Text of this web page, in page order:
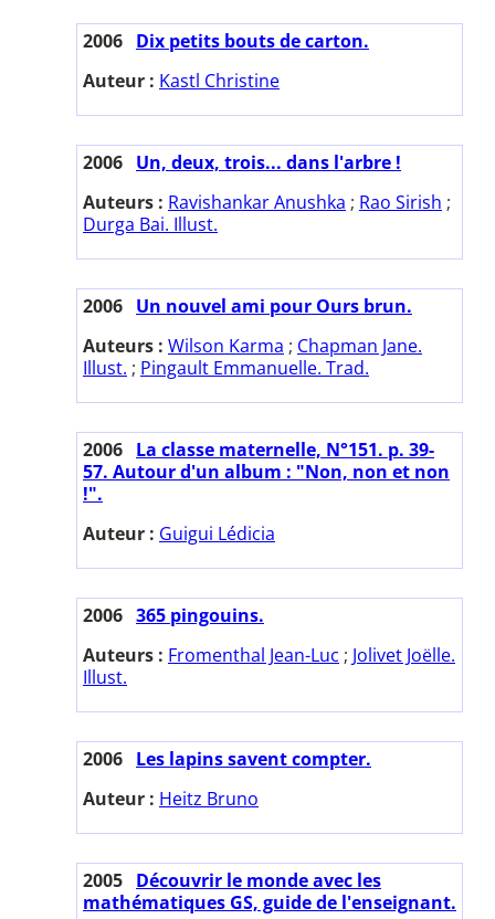
2006 Dix petits bouts de carton.
Auteur : Kastl Christine
2006 Un, deux, trois... dans l'arbre !
Auteurs : Ravishankar Anushka ; Rao Sirish ;
Durga Bai. Illust.
2006 Un nouvel ami pour Ours brun.
Auteurs : Wilson Karma ; Chapman Jane.
Illust. ; Pingault Emmanuelle. Trad.
2006 La classe maternelle, N°151. p. 39-
57. Autour d'un album : "Non, non et non
!".
Auteur : Guigui Lédicia
2006 365 pingouins.
Auteurs : Fromenthal Jean-Luc ; Jolivet Joëlle.
Illust.
2006 Les lapins savent compter.
Auteur : Heitz Bruno
2005 Découvrir le monde avec les
mathématiques GS, guide de l'enseignant.